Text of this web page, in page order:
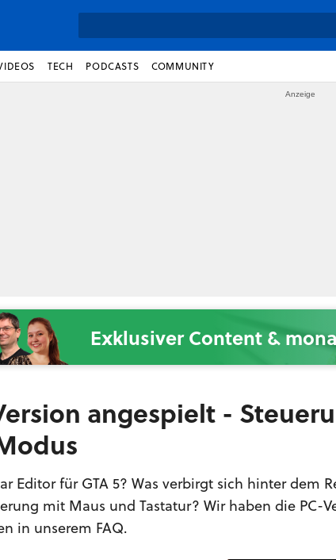
TECH PODCASTS COMMUNITY
Exklusiver Content &
angespielt -
Editor für GTA 5? Was verbirgt sich hinter dem
mit Maus und Tastatur? Wir haben die PC-
in unserem FAQ.